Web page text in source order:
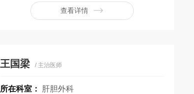
查看详情
王国梁 / 主治医师
所在科室： 肝胆外科